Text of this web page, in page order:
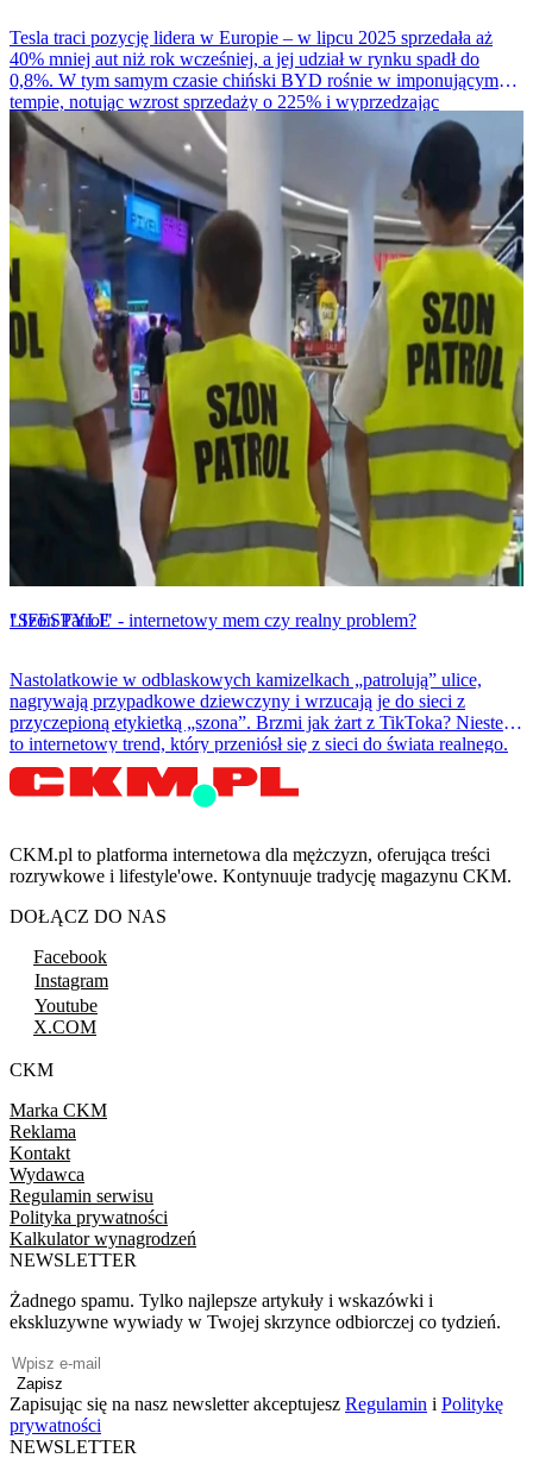
Tesla traci pozycję lidera w Europie – w lipcu 2025 sprzedała aż
40% mniej aut niż rok wcześniej, a jej udział w rynku spadł do
0,8%. W tym samym czasie chiński BYD rośnie w imponującym
tempie, notując wzrost sprzedaży o 225% i wyprzedzając
amerykańskiego giganta.
LIFESTYLE
"Szon Patrol" - internetowy mem czy realny problem?
Nastolatkowie w odblaskowych kamizelkach „patrolują” ulice,
nagrywają przypadkowe dziewczyny i wrzucają je do sieci z
przyczepioną etykietką „szona”. Brzmi jak żart z TikToka? Niestety
to internetowy trend, który przeniósł się z sieci do świata realnego.
CKM.pl to platforma internetowa dla mężczyzn, oferująca treści
rozrywkowe i lifestyle'owe. Kontynuuje tradycję magazynu CKM.
DOŁĄCZ DO NAS
Facebook
Instagram
Youtube
X.COM
CKM
Marka CKM
Reklama
Kontakt
Wydawca
Regulamin serwisu
Polityka prywatności
Kalkulator wynagrodzeń
NEWSLETTER
Żadnego spamu. Tylko najlepsze artykuły i wskazówki i
ekskluzywne wywiady w Twojej skrzynce odbiorczej co tydzień.
Zapisz
Zapisując się na nasz newsletter akceptujesz Regulamin i Politykę
prywatności
NEWSLETTER